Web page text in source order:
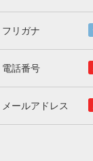
フリガナ
電話番号
メールアドレス